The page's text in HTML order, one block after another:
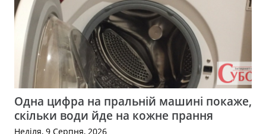
Одна цифра на пральній машині покаже,
скільки води йде на кожне прання
Неділя, 9 Серпня, 2026